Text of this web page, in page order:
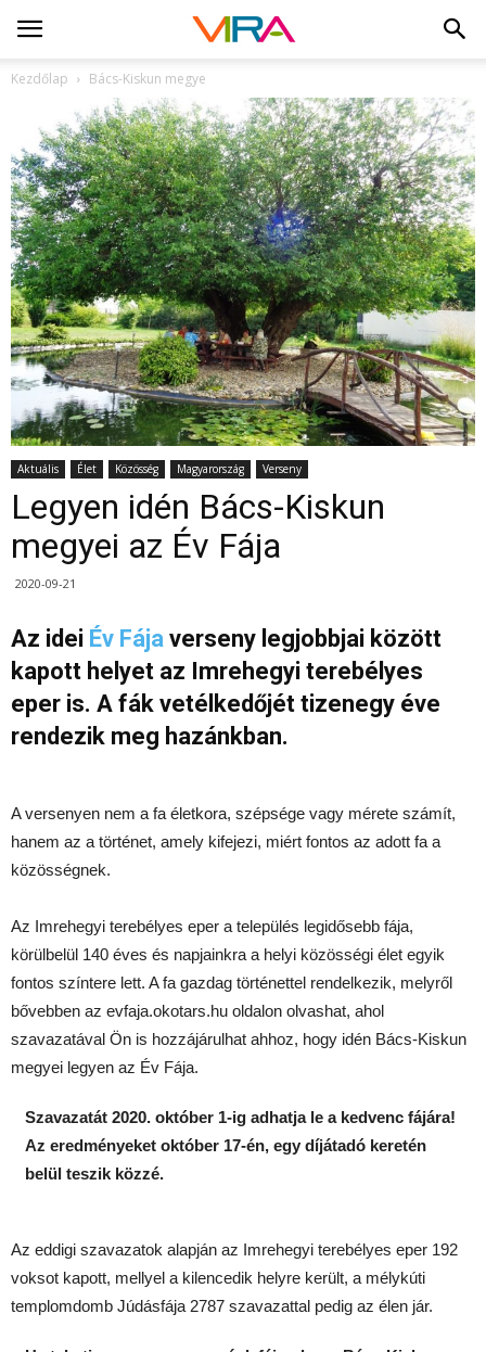
Kezdőlap Bács-Kiskun megye
Aktuális Élet Közösség Magyarország Verseny
Legyen idén Bács-Kiskun
megyei az Év Fája
2020-09-21
Az idei Év Fája verseny legjobbjai között
kapott helyet az Imrehegyi terebélyes
eper is. A fák vetélkedőjét tizenegy éve
rendezik meg hazánkban.
A versenyen nem a fa életkora, szépsége vagy mérete számít,
hanem az a történet, amely kifejezi, miért fontos az adott fa a
közösségnek.
Az Imrehegyi terebélyes eper a település legidősebb fája,
körülbelül 140 éves és napjainkra a helyi közösségi élet egyik
fontos színtere lett. A fa gazdag történettel rendelkezik, melyről
bővebben az evfaja.okotars.hu oldalon olvashat, ahol
szavazatával Ön is hozzájárulhat ahhoz, hogy idén Bács-Kiskun
megyei legyen az Év Fája.
Szavazatát 2020. október 1-ig adhatja le a kedvenc fájára!
Az eredményeket október 17-én, egy díjátadó keretén
belül teszik közzé.
Az eddigi szavazatok alapján az Imrehegyi terebélyes eper 192
voksot kapott, mellyel a kilencedik helyre került, a mélykúti
templomdomb Júdásfája 2787 szavazattal pedig az élen jár.